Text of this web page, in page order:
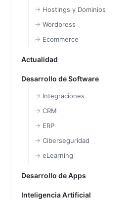
Hostings y Dominios
Wordpress
Ecommerce
Actualidad
Desarrollo de Software
Integraciones
CRM
ERP
Ciberseguridad
eLearning
Desarrollo de Apps
Inteligencia Artificial